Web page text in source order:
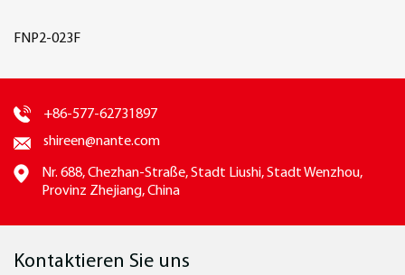
FNP2-023F
+86-577-62731897
shireen@nante.com
Nr. 688, Chezhan-Straße, Stadt Liushi, Stadt Wenzhou,
Provinz Zhejiang, China
Kontaktieren Sie uns